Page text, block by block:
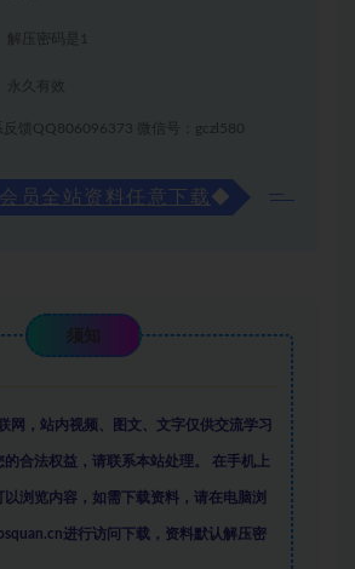
解压密码是1
永久有效
反馈QQ806096373 微信号：gczl580
会员全站资料任意下载◆
须知
网 ， 站内视频、图文、文字仅供交流学习
合法权益，请联系本站处理。 在手机上
浏览内容，如需下载资料，请在电脑浏
进行访问下载， 资料默认解压密